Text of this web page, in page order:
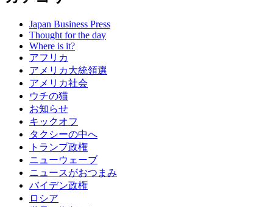
Japan Business Press
Thought for the day
Where is it?
アフリカ
アメリカ大統領選
アメリカ社会
ウチの猫
お知らせ
キックオフ
タクシーの中へ
トランプ政権
ニューウェーブ
ニュースがおつまみ
バイデン政権
ロシア